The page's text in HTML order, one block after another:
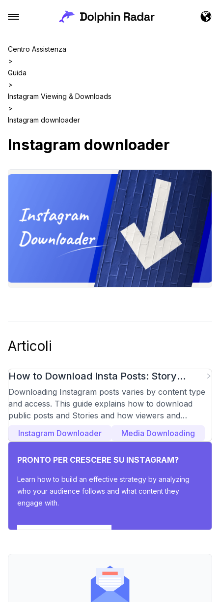
Centro Assistenza
>
Guida
>
Instagram Viewing & Downloads
>
Instagram downloader
Instagram downloader
Articoli
How to Download Insta Posts: Story
Viewer and Downloader Guide
Downloading Instagram posts varies by content type
and access. This guide explains how to download
public posts and Stories and how viewers and
Instagram Downloader Media Downloading
PRONTO PER CRESCERE SU INSTAGRAM?
Learn how to build an effective strategy by analyzing
who your audience follows and what content they
engage with.